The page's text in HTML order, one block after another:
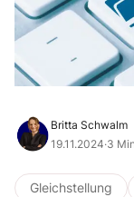
Britta Schwalm
19.11.2024·3
Gleichstellung